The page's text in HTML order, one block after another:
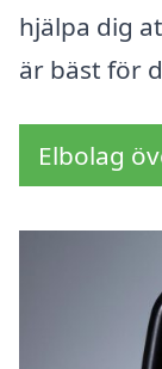
hjälpa dig
är bäst för
Elbolag